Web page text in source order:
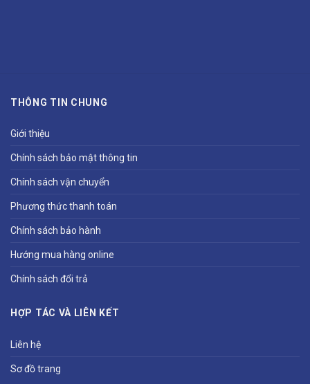
THÔNG TIN CHUNG
Giới thiệu
Chính sách bảo mật thông tin
Chính sách vận chuyển
Phương thức thanh toán
Chính sách bảo hành
Hướng mua hàng online
Chính sách đổi trả
HỢP TÁC VÀ LIÊN KẾT
Liên hệ
Sơ đồ trang